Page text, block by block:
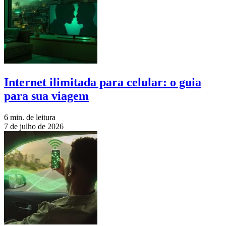
Internet ilimitada para celular: o guia
para sua viagem
6 min. de leitura
7 de julho de 2026